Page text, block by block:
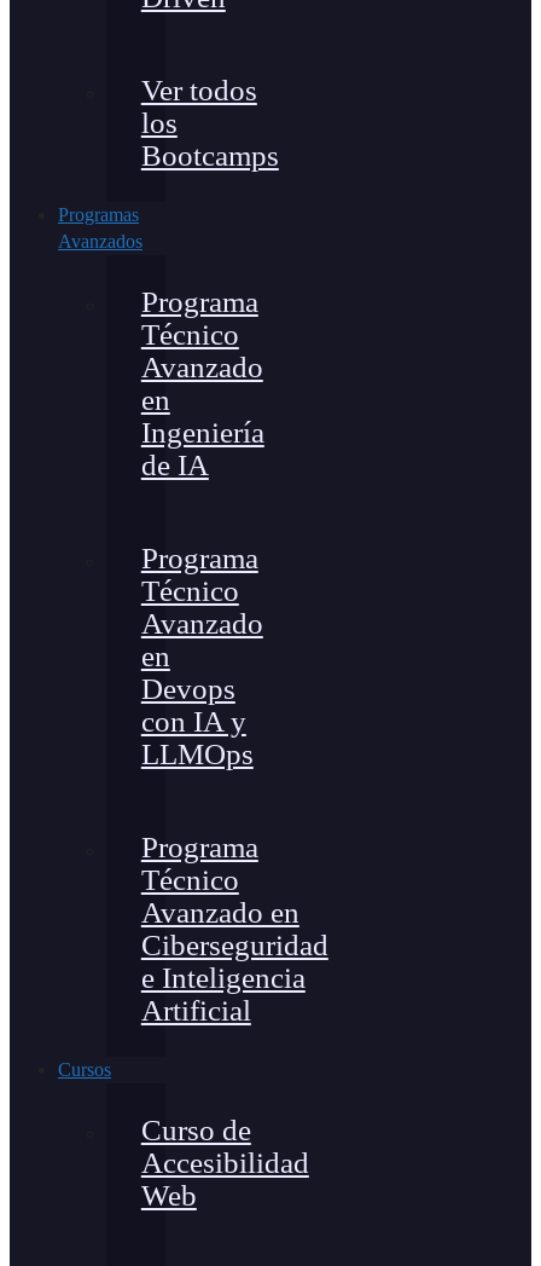
Ver todos
los
Bootcamps
Programas
Avanzados
Programa
Técnico
Avanzado
en
Ingeniería
de IA
Programa
Técnico
Avanzado
en
Devops
con IA y
LLMOps
Programa
Técnico
Avanzado en
Ciberseguridad
e Inteligencia
Artificial
Cursos
Curso de
Accesibilidad
Web